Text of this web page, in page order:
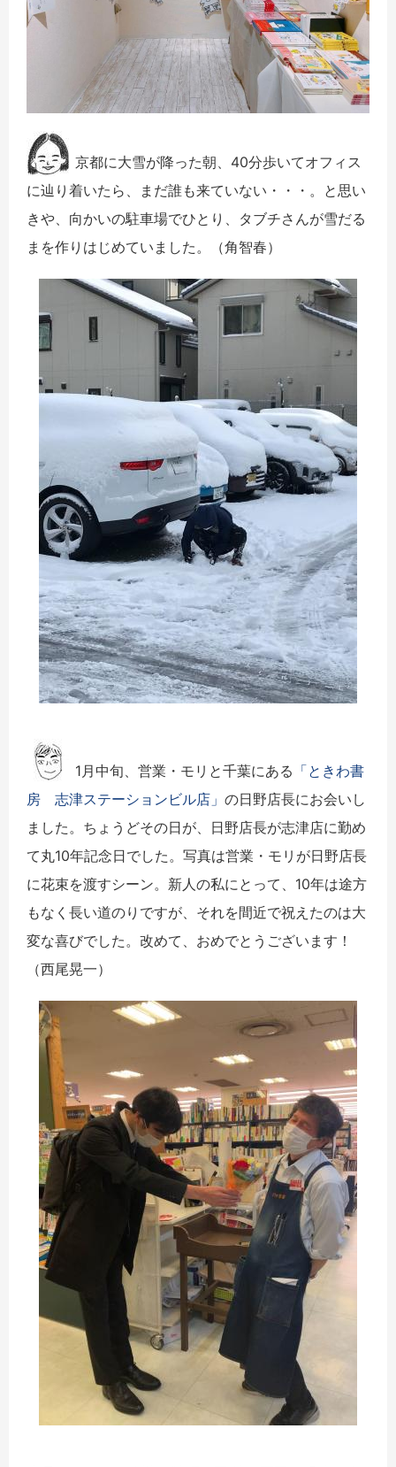
京都に大雪が降った朝、40分歩いてオフィス
に辿り着いたら、
まだ誰も来ていない・・・。と思い
きや、 向かいの駐車場でひとり、 タブチさんが雪だる
まを作りはじめていました。（角智春）
1 月中旬、営業・モリと千葉にある 「ときわ書
房 志津ステーションビル店」 の日野店長にお会いし
ました。ちょうどその日が、日野店長が志津店に勤め
て丸10年記念日でした。写真は営業・モリが日野店長
に花束を渡すシーン。新人の私にとって、10年は途方
もなく長い道のりですが、それを間近で祝えたのは大
変な喜びでした。改めて、おめでとうございます！
（西尾晃一）